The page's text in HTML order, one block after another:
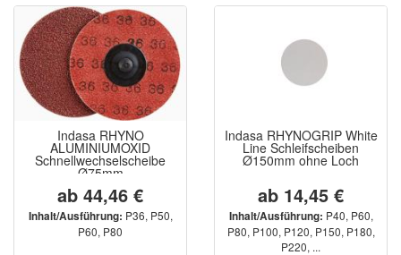
Indasa RHYNO
ALUMINIUMOXID
Schnellwechselscheibe
Ø75mm
ab 44,46 €
Inhalt/Ausführung: P36, P50,
P60, P80
Indasa RHYNOGRIP White
Line Schleifscheiben
Ø150mm ohne Loch
ab 14,45 €
Inhalt/Ausführung: P40, P60,
P80, P100, P120, P150, P180,
P220, ...